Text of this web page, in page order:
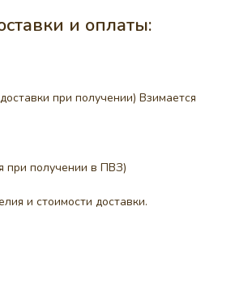
и оплаты:
при получении) Взимается
при получении в ПВЗ)
и стоимости доставки.